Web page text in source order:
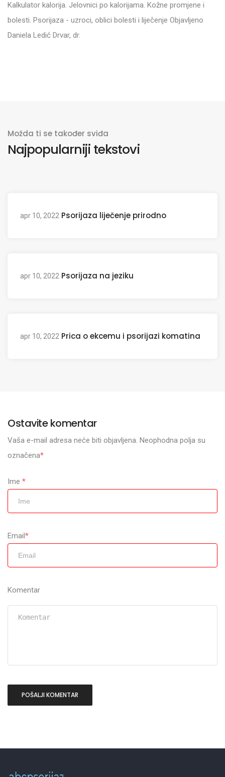
Kalkulator kalorija. Jelovnici po kalorijama. Kožne promjene i
bolesti. Psorijaza - uzroci, oblici bolesti i liječenje Objavljeno
Daniela Ledić Drvar, dr.
Možda ti se također sviđa
Najpopularniji tekstovi
apr 10, 2022 Psorijaza liječenje prirodno
apr 10, 2022 Psorijaza na jeziku
apr 10, 2022 Prica o ekcemu i psorijazi komatina
Ostavite komentar
Vaša e-mail adresa neće biti objavljena. Neophodna polja su
označena*
Ime *
Email*
Komentar